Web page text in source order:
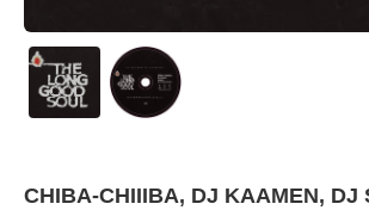
CHIBA-CHIIIBA, DJ KAAMEN, DJ